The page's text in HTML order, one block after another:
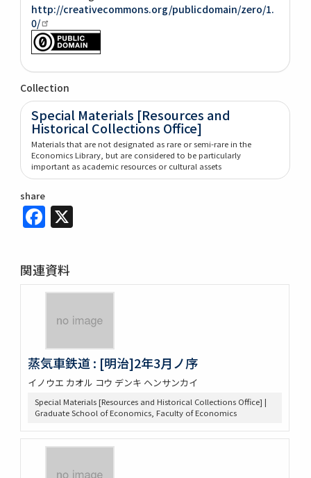
http://creativecommons.org/publicdomain/zero/1.
0/
Collection
Special Materials [Resources and
Historical Collections Office]
Materials that are not designated as rare or semi-rare in the
Economics Library, but are considered to be particularly
important as academic resources or cultural assets
share
Facebook
関連資料
蒸気車鉄道 : [明治]2年3月ノ序
イノウエ カオル コウ デンキ ヘンサンカイ
Special Materials [Resources and Historical Collections Office] |
Graduate School of Economics, Faculty of Economics